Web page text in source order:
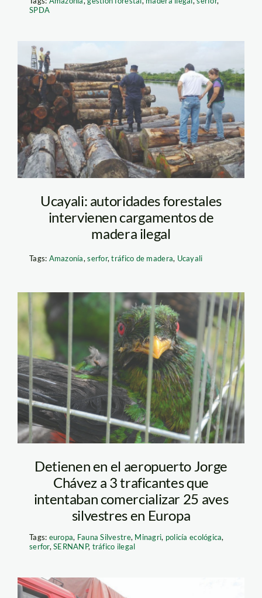
SPDA
madera ilegal_andina
Ucayali: autoridades forestales
intervienen cargamentos de
madera ilegal
Tags: Amazonía,serfor,tráfico de madera, Ucayali
Detienen en el aeropuerto Jorge
Chávez a 3 traficantes que
intentaban comercializar 25 aves
silvestres en Europa
Tags: europa, Fauna Silvestre, Minagri, policía ecológica,
serfor,SERNANP, tráfico ilegal